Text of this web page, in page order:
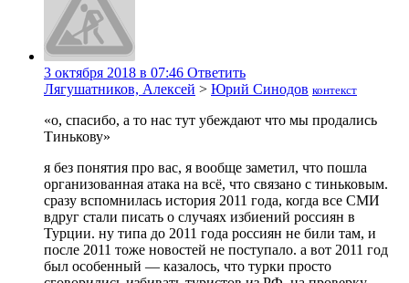
3 октября 2018 в 07:46 Ответить
Лягушатников, Алексей > Юрий Синодов контекст
«о, спасибо, а то нас тут убеждают что мы продались
Тинькову»
я без понятия про вас, я вообще заметил, что пошла
организованная атака на всё, что связано с тиньковым.
сразу вспомнилась история 2011 года, когда все СМИ
вдруг стали писать о случаях избиений россиян в
Турции. ну типа до 2011 года россиян не били там, и
после 2011 тоже новостей не поступало. а вот 2011 год
был особенный — казалось, что турки просто